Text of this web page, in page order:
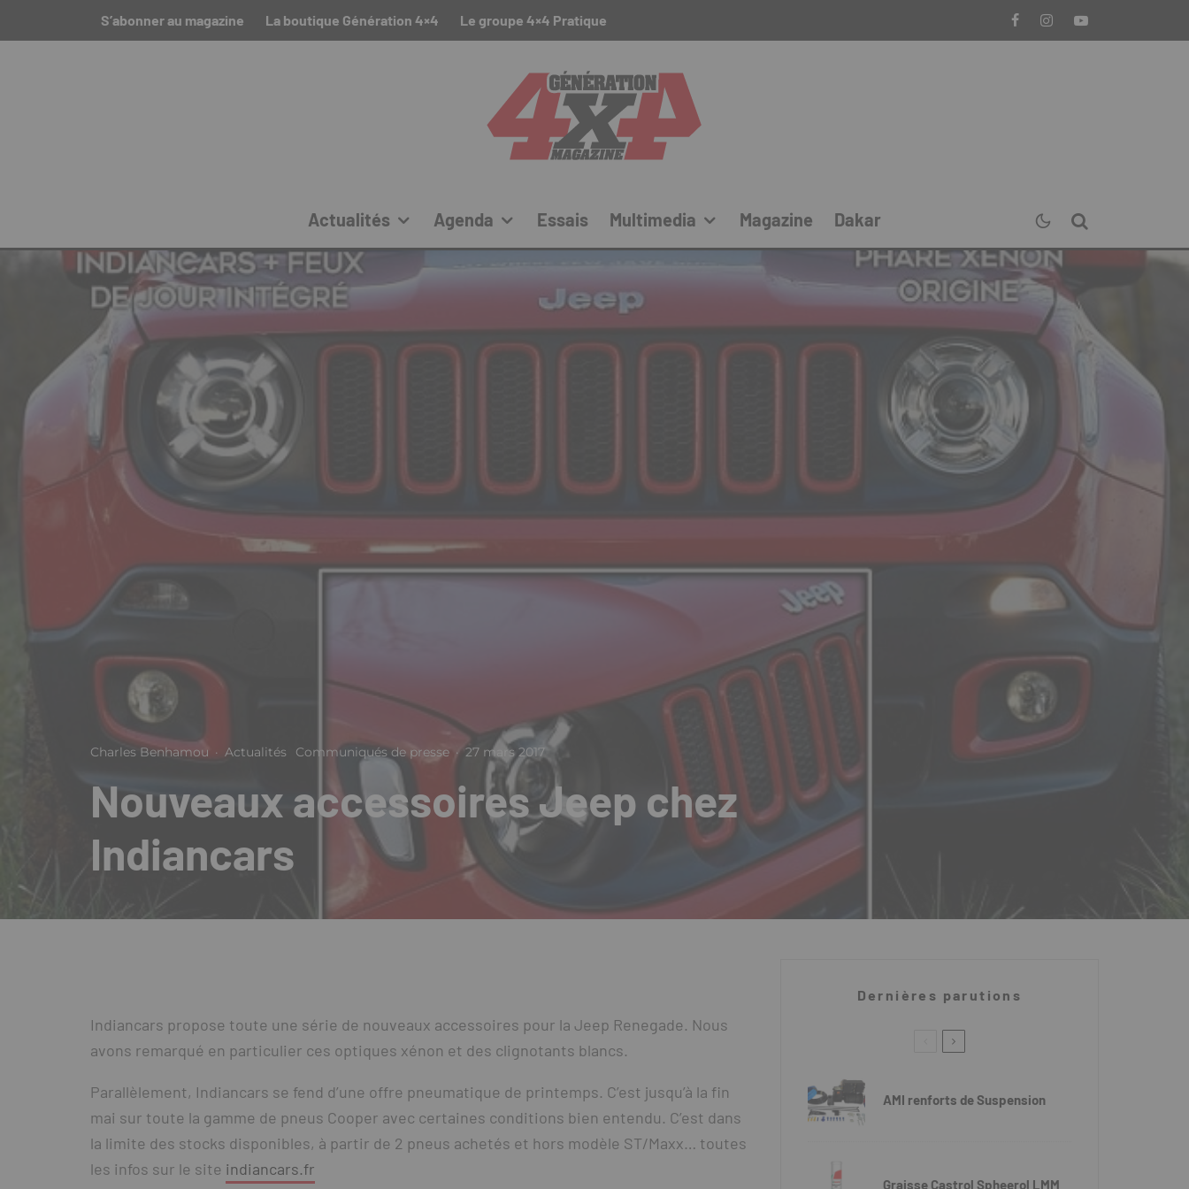
S’abonner au magazine La boutique Génération 4×4 Le groupe 4×4 Pratique
Actualités Agenda Essais Multimedia Magazine Dakar
Charles Benhamou · Actualités Communiqués de presse · 27 mars 2017
Nouveaux accessoires Jeep chez
Indiancars
Indiancars propose toute une série de nouveaux accessoires pour la Jeep Renegade. Nous
avons remarqué en particulier ces optiques xénon et des clignotants blancs.
Parallèlement, Indiancars se fend d’une offre pneumatique de printemps. C’est jusqu’à la fin
mai sur toute la gamme de pneus Cooper avec certaines conditions bien entendu. C’est dans
la limite des stocks disponibles, à partir de 2 pneus achetés et hors modèle ST/Maxx… toutes
les infos sur le site indiancars.fr
Dernières parutions
AMI renforts de Suspension
Graisse Castrol Spheerol LMM